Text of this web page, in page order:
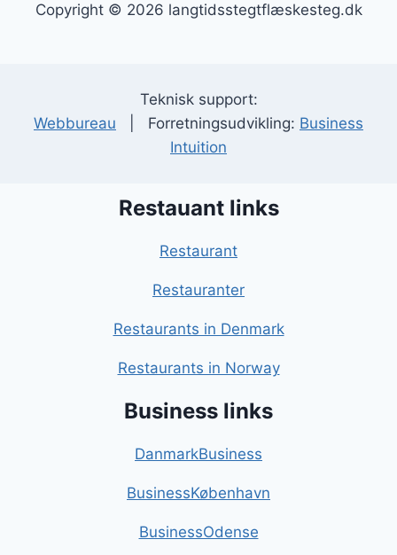
Copyright © 2026 langtidsstegtflæskesteg.dk
Teknisk support:
Webbureau | Forretningsudvikling: Business
Intuition
Restauant links
Restaurant
Restauranter
Restaurants in Denmark
Restaurants in Norway
Business links
DanmarkBusiness
BusinessKøbenhavn
BusinessOdense